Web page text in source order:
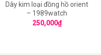
Dây kim loại đồng hồ orient
– 1989watch
250,000₫